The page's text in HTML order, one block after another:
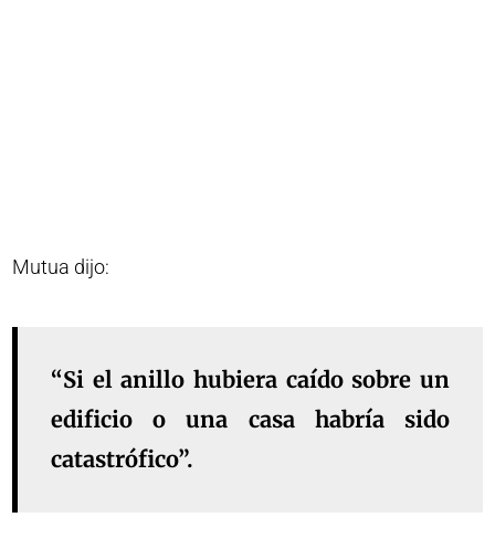
Mutua dijo:
“Si el anillo hubiera caído sobre un
edificio o una casa habría sido
catastrófico”.